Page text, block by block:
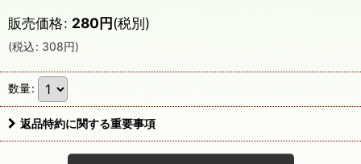
販売価格: 280円(税別)
(税込: 308円)
数量:
返品特約に関する重要事項